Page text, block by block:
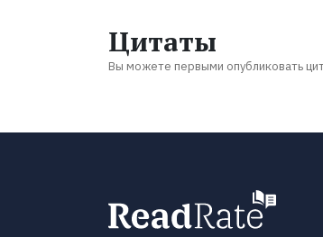
Цитаты
Вы можете первыми опубликовать